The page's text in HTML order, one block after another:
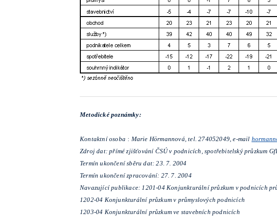
Metodické poznámky:
Kontaktní osoba : Marie Hörmannová, tel. 274052049, e-mail
Zdroj dat: přímé zjišťování ČSÚ v podnicích, spotřebitelský průzkum
Termín ukončení sběru dat: 23. 7. 2004
Termín ukončení zpracování: 27. 7. 2004
Navazující publikace: 1201-04 Konjunkturální průzkum v podnicích
1202-04 Konjunkturální průzkum v průmyslových podnicích
1203-04 Konjunkturální průzkum ve stavebních podnicích